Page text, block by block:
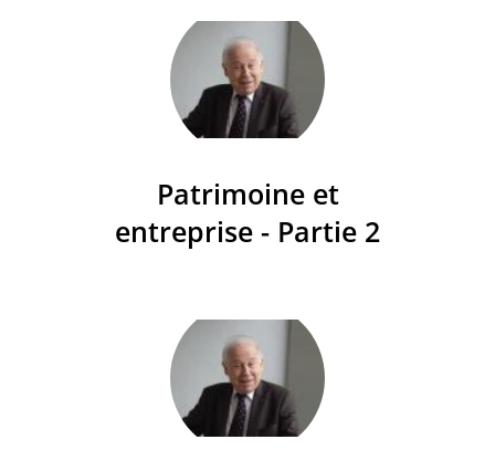
Patrimoine et
entreprise - Partie 2